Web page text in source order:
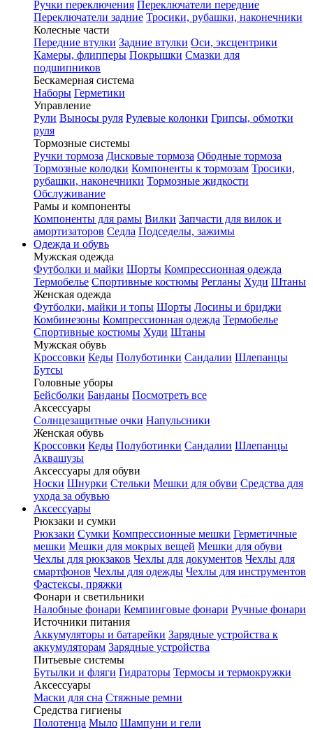
Ручки переключения Переключатели передние
Переключатели задние Тросики, рубашки, наконечники
Колесные части
Передние втулки Задние втулки Оси, эксцентрики
Камеры, флипперы Покрышки Смазки для
подшипников
Бескамерная система
Наборы Герметики
Управление
Рули Выносы руля Рулевые колонки Грипсы, обмотки
руля
Тормозные системы
Ручки тормоза Дисковые тормоза Ободные тормоза
Тормозные колодки Компоненты к тормозам Тросики,
рубашки, наконечники Тормозные жидкости
Обслуживание
Рамы и компоненты
Компоненты для рамы Вилки Запчасти для вилок и
амортизаторов Седла Подседелы, зажимы
Одежда и обувь
Мужская одежда
Футболки и майки Шорты Компрессионная одежда
Термобелье Спортивные костюмы Регланы Худи Штаны
Женская одежда
Футболки, майки и топы Шорты Лосины и бриджи
Комбинезоны Компрессионная одежда Термобелье
Спортивные костюмы Худи Штаны
Мужская обувь
Кроссовки Кеды Полуботинки Сандалии Шлепанцы
Бутсы
Головные уборы
Бейсболки Банданы Посмотреть все
Аксессуары
Солнцезащитные очки Напульсники
Женская обувь
Кроссовки Кеды Полуботинки Сандалии Шлепанцы
Аквашузы
Аксессуары для обуви
Носки Шнурки Стельки Мешки для обуви Средства для
ухода за обувью
Аксессуары
Рюкзаки и сумки
Рюкзаки Сумки Компрессионные мешки Герметичные
мешки Мешки для мокрых вещей Мешки для обуви
Чехлы для рюкзаков Чехлы для документов Чехлы для
смартфонов Чехлы для одежды Чехлы для инструментов
Фастексы, пряжки
Фонари и светильники
Налобные фонари Кемпинговые фонари Ручные фонари
Источники питания
Аккумуляторы и батарейки Зарядные устройства к
аккумуляторам Зарядные устройства
Питьевые системы
Бутылки и фляги Гидраторы Термосы и термокружки
Аксессуары
Маски для сна Стяжные ремни
Средства гигиены
Полотенца Мыло Шампуни и гели